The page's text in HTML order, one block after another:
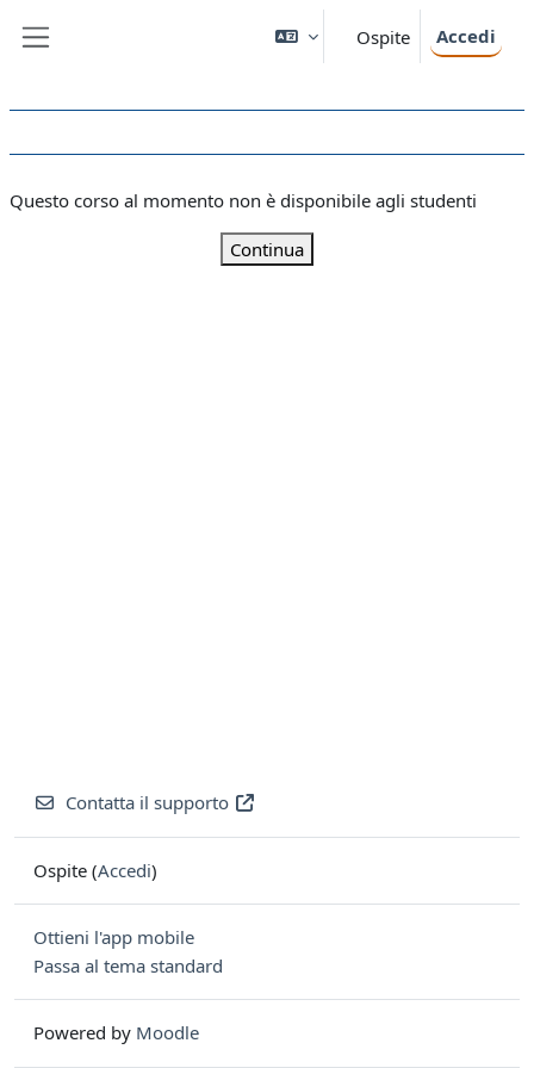
Ospite Accedi
Questo corso al momento non è disponibile agli studenti
Continua
Contatta il supporto
Ospite (Accedi)
Ottieni l'app mobile
Passa al tema standard
Powered by Moodle